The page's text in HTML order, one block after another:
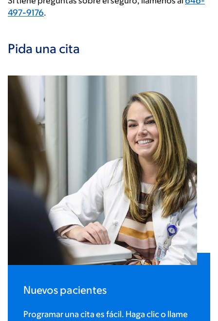
497-9176.
Pida una cita
Nuevos pacientes
Programar una cita es fácil. Haga clic o llame